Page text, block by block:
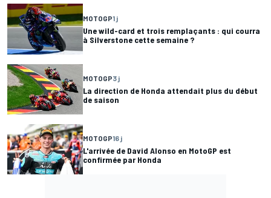
MOTOGP1 j
Une wild-card et trois remplaçants : qui courra
à Silverstone cette semaine ?
MOTOGP3 j
La direction de Honda attendait plus du début
de saison
MOTOGP16 j
L'arrivée de David Alonso en MotoGP est
confirmée par Honda